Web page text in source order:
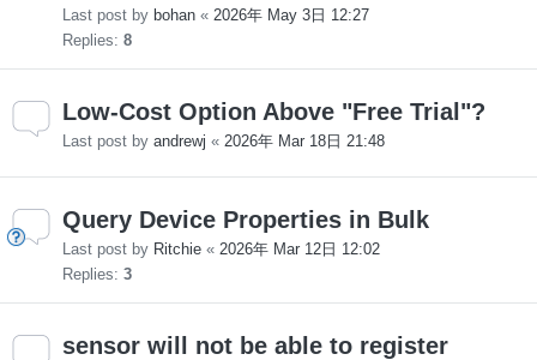
Last post by bohan « 2026年 May 3日 12:27
Replies: 8
Low-Cost Option Above "Free Trial"?
Last post by andrewj « 2026年 Mar 18日 21:48
Query Device Properties in Bulk
Last post by Ritchie « 2026年 Mar 12日 12:02
Replies: 3
sensor will not be able to register